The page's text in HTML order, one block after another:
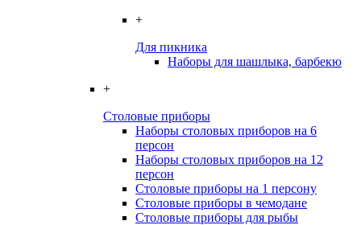
+
Для пикника
Наборы для шашлыка, барбекю
+
Столовые приборы
Наборы столовых приборов на 6
персон
Наборы столовых приборов на 12
персон
Столовые приборы на 1 персону
Столовые приборы в чемодане
Столовые приборы для рыбы